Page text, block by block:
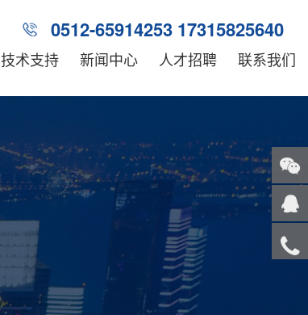
0512-65914253 17315825640
技术支持 新闻中心 人才招聘 联系我们
关注
微信
客服